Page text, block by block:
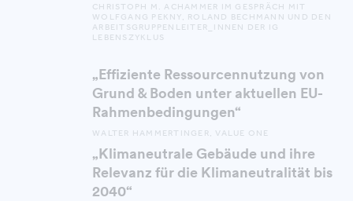
CHRISTOPH M. ACHAMMER IM GESPRÄCH MIT
WOLFGANG PEKNY, ROLAND BECHMANN UND DEN
ARBEITSGRUPPENLEITER_INNEN DER IG
LEBENSZYKLUS
„Effiziente Ressourcennutzung von
Grund & Boden unter aktuellen EU-
Rahmenbedingungen“
WALTER HAMMERTINGER, VALUE ONE
‍„Klimaneutrale Gebäude und ihre
Relevanz für die Klimaneutralität bis
2040“